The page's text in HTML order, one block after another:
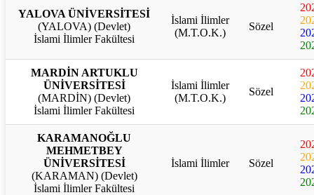
YALOVA ÜNİVERSİTESİ
(YALOVA) (Devlet)
İslami İlimler Fakültesi
İslami İlimler
(M.T.O.K.)
Sözel
MARDİN ARTUKLU
ÜNİVERSİTESİ
(MARDİN) (Devlet)
İslami İlimler Fakültesi
İslami İlimler
(M.T.O.K.)
Sözel
KARAMANOĞLU
MEHMETBEY
ÜNİVERSİTESİ
(KARAMAN) (Devlet)
İslami İlimler Fakültesi
İslami İlimler Sözel